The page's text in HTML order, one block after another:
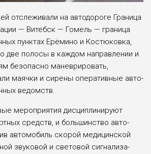
отслежива­ли на автодороге Граница
— Витебск — Гомель — граница
пун­ктах Ерёмино и Костюковка,
две полосы в каждом направ­лении и
безопас­но маневрировать,
маячки и сирены оперативные авто­
ведомств.
мероприятия дисциплинируют
средств, и большинство авто­
автомобиль ско­рой медицинской
звуковой и световой сигнализа­